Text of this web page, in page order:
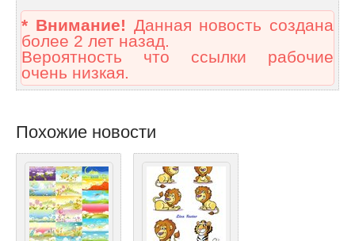
* Внимание! Данная новость создана
более 2 лет назад.
Вероятность что ссылки рабочие
очень низкая.
Похожие новости